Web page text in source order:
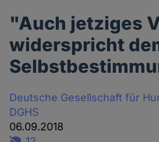
"Auch jetziges
widerspricht
Deutsche Gesellschaft für
DGHS
06.09.2018